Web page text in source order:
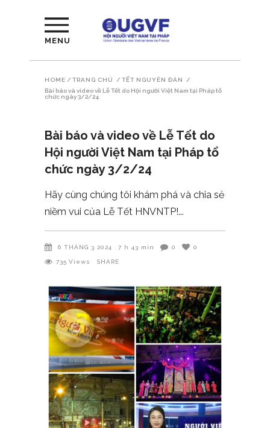
MENU
HOME / TRANG CHỦ / TẾT NGUYÊN ĐÁN
/
Bài báo và video về Lễ Tết do Hội người Việt Nam tại Pháp tổ
chức ngày 3/2/24
Bài báo và video về Lễ Tết do
Hội người Việt Nam tại Pháp tổ
chức ngày 3/2/24
Hãy cùng chúng tôi khám phá và chia sẻ
niềm vui của Lễ Tết HNVNTP!
6 THÁNG 3 2024 7 h 43 min 0 0
735 Views SHARE